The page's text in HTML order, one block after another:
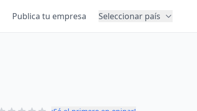
Publica tu empresa Seleccionar país